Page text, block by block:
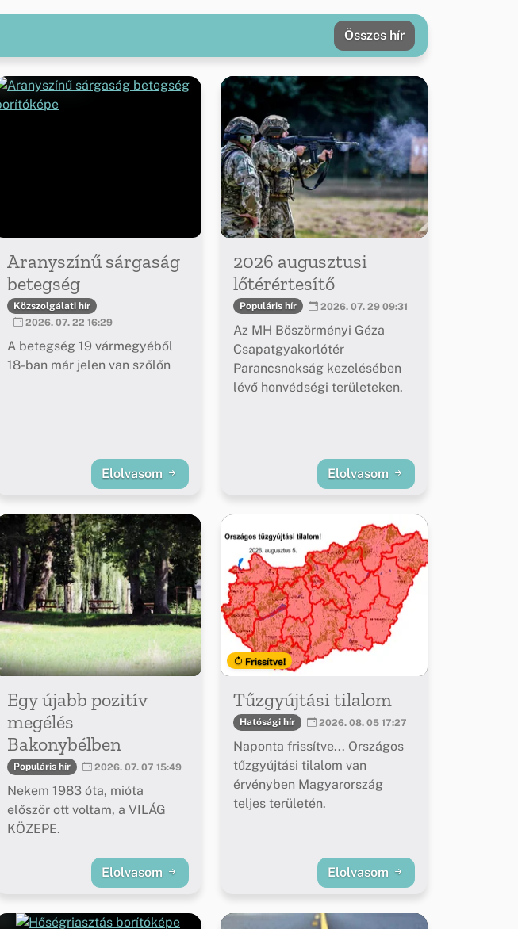
Összes hír
Aranyszínű sárgaság
betegség
Közszolgálati hír
2026. 07. 22 16:29
A betegség 19 vármegyéből
18-ban már jelen van szőlőn
Elolvasom
2026 augusztusi
lőtérértesítő
Populáris hír 2026. 07. 29 09:31
Az MH Böszörményi Géza
Csapatgyakorlótér
Parancsnokság kezelésében
lévő honvédségi területeken.
Elolvasom
Egy újabb pozitív
megélés
Bakonybélben
Populáris hír 2026. 07. 07 15:49
Nekem 1983 óta, mióta
először ott voltam, a VILÁG
KÖZEPE.
Elolvasom
Frissítve!
Tűzgyújtási tilalom
Hatósági hír 2026. 08. 05 17:27
Naponta frissítve... Országos
tűzgyújtási tilalom van
érvényben Magyarország
teljes területén.
Elolvasom